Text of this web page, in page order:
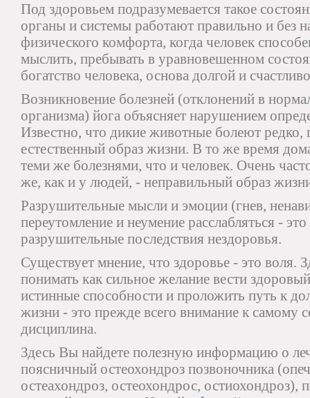
Под здоровьем подразумевается такое
органы и системы работают правильно и без
физического комфорта, когда человек
мыслить, пребывать в уравновешенном
богатство человека, основа долгой и
Возникновение болезней (отклонений в
организма) йога объясняет нарушением
Известно, что дикие животные болеют редко,
естественный образ жизни. В то же время
теми же болезнями, что и человек. Очень
же, как и у людей, - неправильный образ
Разрушительные мысли и эмоции (гнев,
переутомление и неумение расслабляться -
разрушительные последствия нездоровья.
Существует мнение, что здоровье - это воля.
понимать как сильное желание вести
истинные способности и проложить путь к
жизни - это прежде всего внимание к самому
дисциплина.
Здесь Вы найдете полезную информацию о
поясничный остеохондроз позвоночника
остеахондроз, остеохондрос, остиохондроз),